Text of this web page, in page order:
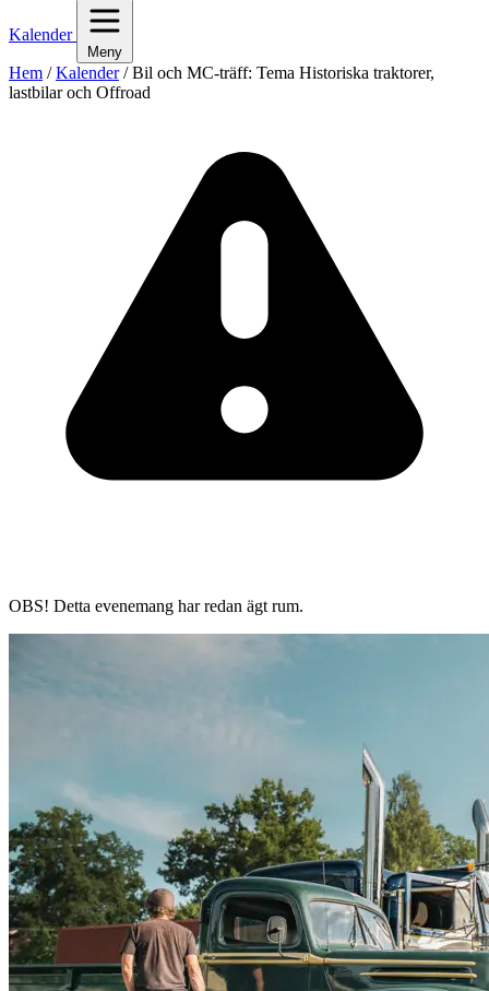
Kalender
Meny
Hem /Kalender/Bil och MC-träff: Tema Historiska traktorer,
lastbilar och Offroad
OBS! Detta evenemang har redan ägt rum.